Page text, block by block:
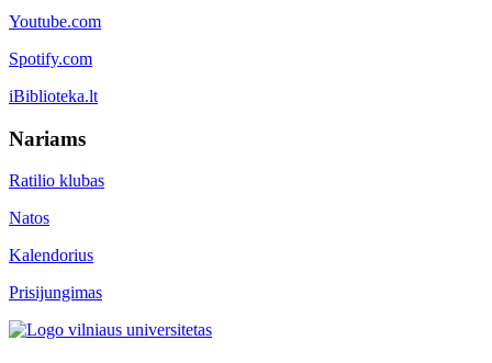
Youtube.com
Spotify.com
iBiblioteka.lt
Nariams
Ratilio klubas
Natos
Kalendorius
Prisijungimas